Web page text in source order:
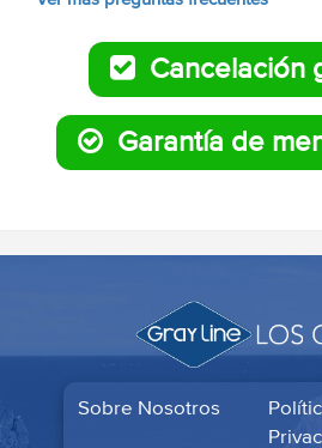
Cancelación
Garantía de
Sobre Nosotros